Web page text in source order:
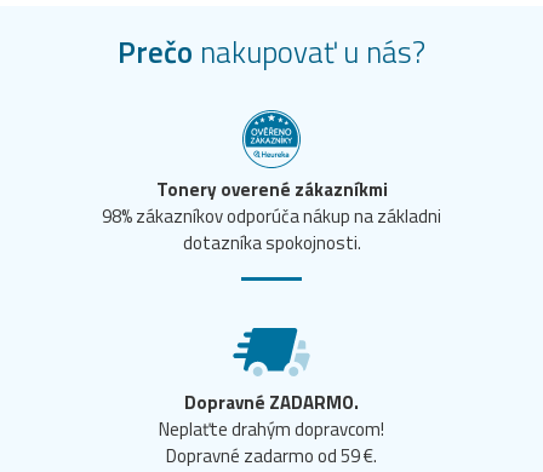
Prečo nakupovať u nás?
Tonery overené zákazníkmi
98% zákazníkov odporúča nákup na základni
dotazníka spokojnosti.
Dopravné ZADARMO.
Neplaťte drahým dopravcom!
Dopravné zadarmo od 59 €.